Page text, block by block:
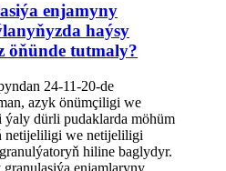
enjamyny
haýsy
öňünde tutmaly?
24-11-20-de
azyk önümçiligi we
dürli pudaklarda möhüm
netijeliligi we netijeliligi
hiline baglydyr.
enjamlaryny